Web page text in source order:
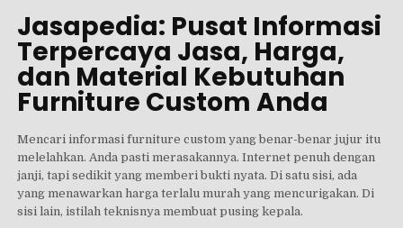
Jasapedia: Pusat Informasi
Terpercaya Jasa, Harga,
dan Material Kebutuhan
Furniture Custom Anda
Mencari informasi furniture custom yang benar-benar jujur itu
melelahkan. Anda pasti merasakannya. Internet penuh dengan
janji, tapi sedikit yang memberi bukti nyata. Di satu sisi, ada
yang menawarkan harga terlalu murah yang mencurigakan. Di
sisi lain, istilah teknisnya membuat pusing kepala.